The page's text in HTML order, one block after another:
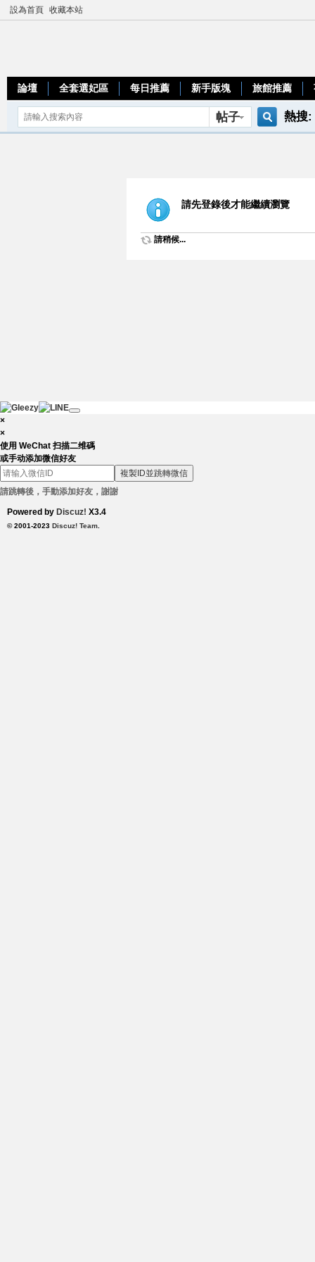
設為首頁 收藏本站
論壇 全套選妃區 每日推薦 新手版塊 旅館推薦
帖子
索
熱搜:
請先登錄後才能繼續瀏覽
請稍候...
×
×
使用 WeChat 扫描二维碼
或手动添加微信好友
複製ID並跳轉微信
請跳轉後，手動添加好友，謝謝
Powered by Discuz! X3.4
© 2001-2023 Discuz! Team